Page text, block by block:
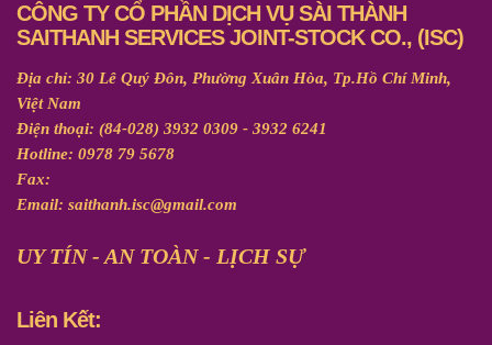
CÔNG TY CỔ PHẦN DỊCH VỤ SÀI THÀNH
SAITHANH SERVICES JOINT-STOCK CO., (ISC)
Địa chỉ: 30 Lê Quý Đôn, Phường Xuân Hòa, Tp.Hồ Chí Minh,
Việt Nam
Điện thoại: (84-028) 3932 0309 - 3932 6241
Hotline: 0978 79 5678
Fax:
Email: saithanh.isc@gmail.com
UY TÍN - AN TOÀN - LỊCH SỰ
Liên Kết: